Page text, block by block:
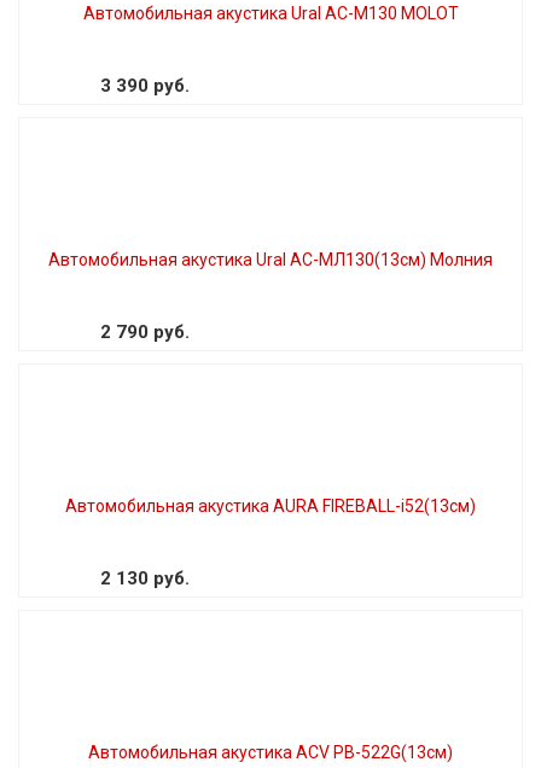
Автомобильная акустика Ural AC-M130 MOLOT
3 390 руб.
Автомобильная акустика Ural AC-МЛ130(13см) Молния
2 790 руб.
Автомобильная акустика AURA FIREBALL-i52(13см)
2 130 руб.
Автомобильная акустика ACV PB-522G(13см)